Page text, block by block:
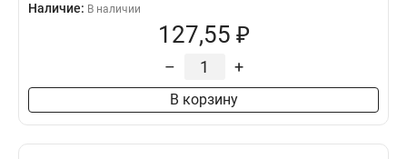
Наличие: В наличии
127,55 ₽
– +
В корзину